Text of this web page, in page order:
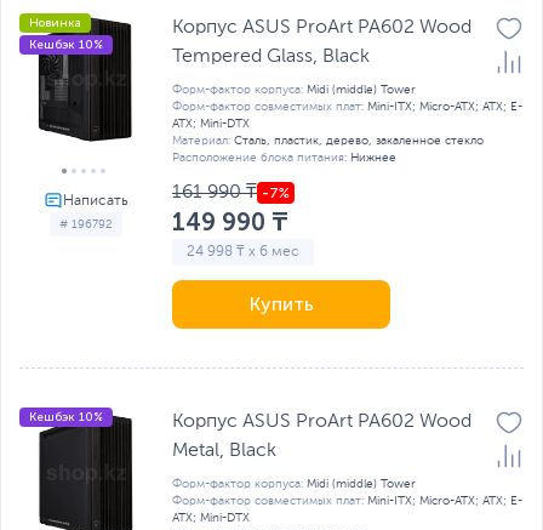
# 196792
Новинка
Кешбэк 10%
Корпус ASUS ProArt PA602 Wood
Tempered Glass, Black
Форм-фактор корпуса: Midi (middle) Tower
Форм-фактор совместимых плат: Mini-ITX; Micro-ATX; ATX; E-
ATX; Mini-DTX
Материал: Сталь, пластик, дерево, закаленное стекло
Расположение блока питания: Нижнее
161 990 ₸
149 990 ₸
24 998 ₸ x 6 мес
Купить
Кешбэк 10%
Корпус ASUS ProArt PA602 Wood
Metal, Black
Форм-фактор корпуса: Midi (middle) Tower
Форм-фактор совместимых плат: Mini-ITX; Micro-ATX; ATX; E-
ATX; Mini-DTX